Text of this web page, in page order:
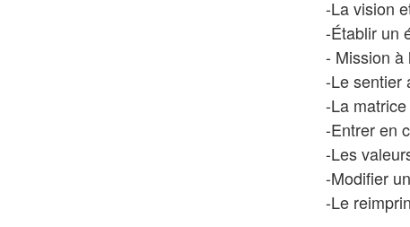
-La vision
-Établir un
- Mission à
-Le sentier
-La matrice
-Entrer en
-Les
-Modifier
-Le